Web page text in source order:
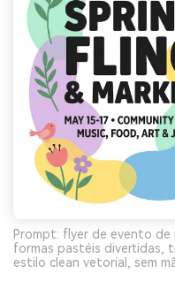
Prompt: flyer de evento de
formas pastéis divertidas,
estilo clean vetorial, sem